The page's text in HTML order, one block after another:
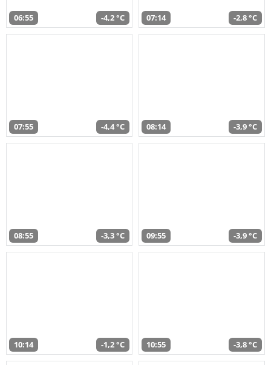
06:55 -4,2 °C 07:14 -2,8 °C
07:55 -4,4 °C 08:14 -3,9 °C
08:55 -3,3 °C 09:55 -3,9 °C
10:14 -1,2 °C 10:55 -3,8 °C